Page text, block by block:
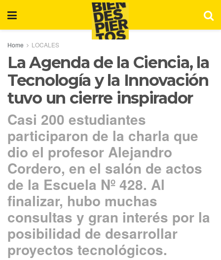
Home LOCALES
La Agenda de la Ciencia, la
Tecnología y la Innovación
tuvo un cierre inspirador
Casi 200 estudiantes
participaron de la charla que
dio el profesor Alejandro
Cordero, en el salón de actos
de la Escuela Nº 428. Al
finalizar, hubo muchas
consultas y gran interés por la
posibilidad de desarrollar
proyectos tecnológicos.